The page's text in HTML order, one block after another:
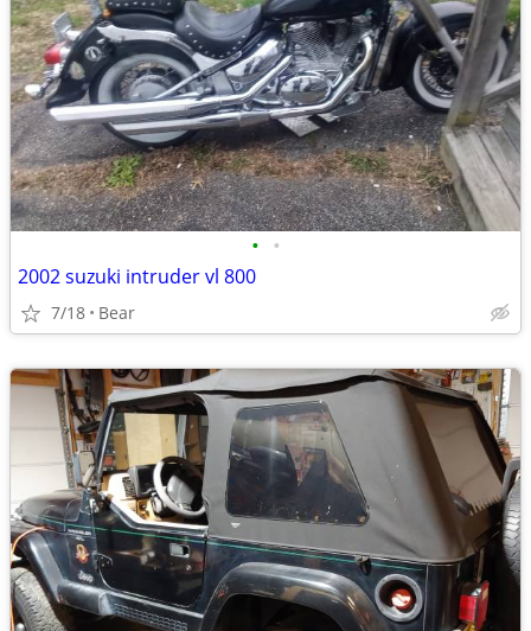
• •
2002 suzuki intruder vl 800
7/18 Bear